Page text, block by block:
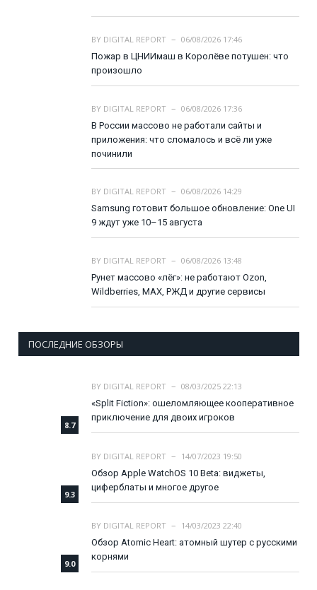
BY DIGITAL REPORT
06/08/2026 17:46
Пожар в ЦНИИмаш в Королёве потушен: что
произошло
BY DIGITAL REPORT
06/08/2026 17:36
В России массово не работали сайты и
приложения: что сломалось и всё ли уже
починили
BY DIGITAL REPORT
06/08/2026 14:29
Samsung готовит большое обновление: One UI
9 ждут уже 10–15 августа
BY DIGITAL REPORT
06/08/2026 13:48
Рунет массово «лёг»: не работают Ozon,
Wildberries, MAX, РЖД и другие сервисы
ПОСЛЕДНИЕ ОБЗОРЫ
8.7
BY DIGITAL REPORT
08/03/2025 22:13
«Split Fiction»: ошеломляющее кооперативное
приключение для двоих игроков
9.3
BY DIGITAL REPORT
14/07/2023 19:50
Обзор Apple WatchOS 10 Beta: виджеты,
циферблаты и многое другое
9.0
BY DIGITAL REPORT
14/03/2023 22:40
Обзор Atomic Heart: атомный шутер с русскими
корнями